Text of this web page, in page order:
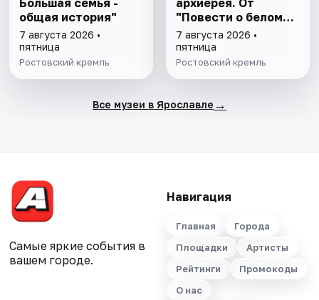
Большая семья -
общая история"
7 августа 2026 •
пятница
Ростовский кремль
архиерея. От
"Повести о белом
клобуке" до
восстановления
патриаршества"
7 августа 2026 •
пятница
Ростовский кремль
Все музеи в Ярославле →
Самые яркие события в
вашем городе.
Навигация
Главная
Города
Площадки
Артисты
Рейтинги
Промокоды
О нас